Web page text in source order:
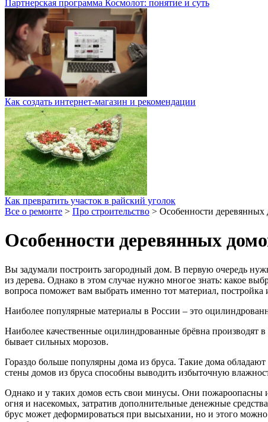
Партнерская программа Космолот: понятие и суть
Как создать интернет-магазин и рекомендации
Как превратить участок в райский уголок
Все о ремонте > Про строительство > Особенности деревянных
Особенности деревянных
Вы задумали построить загородный дом. В первую очередь
из дерева. Однако в этом случае нужно многое знать: какое
вопроса поможет вам выбрать именно тот материал, постройка
Наиболее популярные материалы в России – это
Наиболее качественные оцилиндрованные брёвна
бывает сильных морозов.
Гораздо больше популярны дома из бруса. Такие дома
стены домов из бруса способны выводить избыточную
Однако и у таких домов есть свои минусы. Они пожароопасны
огня и насекомых, затратив дополнительные денежные
брус может деформироваться при высыхании, но и этого